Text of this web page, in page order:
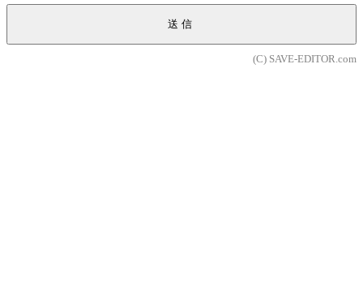
送信
(C) SAVE-EDITOR.com